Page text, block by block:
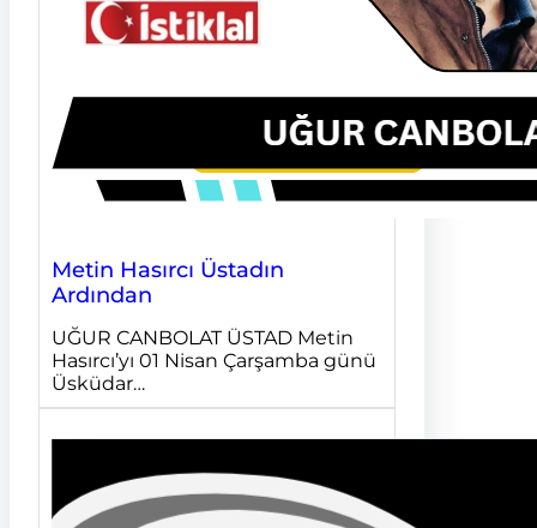
Metin Hasırcı Üstadın
Ardından
UĞUR CANBOLAT ÜSTAD Metin
Hasırcı’yı 01 Nisan Çarşamba günü
Üsküdar…